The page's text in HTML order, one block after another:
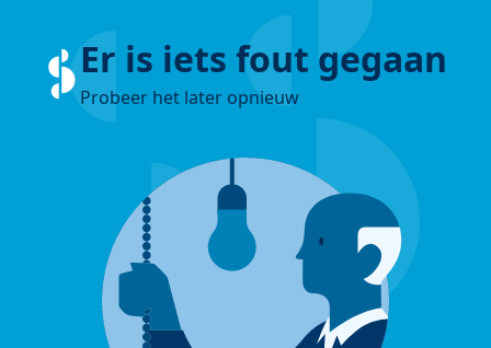
Er is iets fout gegaan
Probeer het later opnieuw